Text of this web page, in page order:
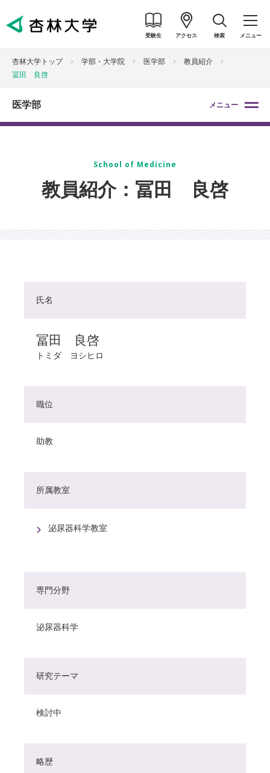
受験生 アクセス 検索 メニュー
杏林大学トップ 学部・大学院 医学部
教員紹介
冨田 良啓
医学部 メニュー
School of Medicine
教員紹介：冨田 良啓
氏名
冨田 良啓
トミダ ヨシヒロ
職位
助教
所属教室
泌尿器科学教室
専門分野
泌尿器科学
研究テーマ
検討中
略歴